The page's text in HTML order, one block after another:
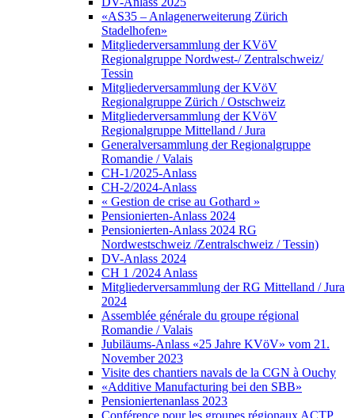
«AS35 – Anlagenerweiterung Zürich
Stadelhofen»
Mitgliederversammlung der KVöV
Regionalgruppe Nordwest-/ Zentralschweiz/
Tessin
Mitgliederversammlung der KVöV
Regionalgruppe Zürich / Ostschweiz
Mitgliederversammlung der KVöV
Regionalgruppe Mittelland / Jura
Generalversammlung der Regionalgruppe
Romandie / Valais
CH-1/2025-Anlass
CH-2/2024-Anlass
« Gestion de crise au Gothard »
Pensionierten-Anlass 2024
Pensionierten-Anlass 2024 RG
Nordwestschweiz /Zentralschweiz / Tessin)
DV-Anlass 2024
CH 1 /2024 Anlass
Mitgliederversammlung der RG Mittelland / Jura
2024
Assemblée générale du groupe régional
Romandie / Valais
Jubiläums-Anlass «25 Jahre KVöV» vom 21.
November 2023
Visite des chantiers navals de la CGN à Ouchy
«Additive Manufacturing bei den SBB»
Pensioniertenanlass 2023
Conférence pour les groupes régionaux ACTP